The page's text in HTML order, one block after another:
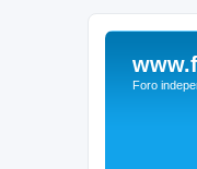
Foro